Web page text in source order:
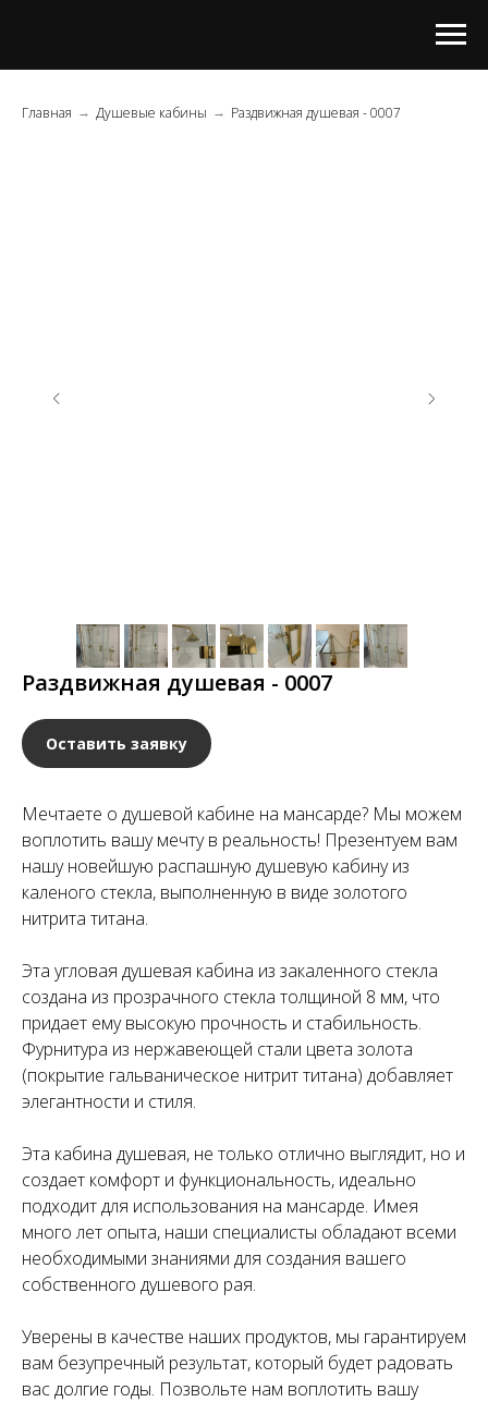
Главная → Душевые кабины → Раздвижная душевая - 0007
Раздвижная душевая - 0007
Оставить заявку
Мечтаете о душевой кабине на мансарде? Мы можем
воплотить вашу мечту в реальность! Презентуем вам
нашу новейшую распашную душевую кабину из
каленого стекла, выполненную в виде золотого
нитрита титана.
Эта угловая душевая кабина из закаленного стекла
создана из прозрачного стекла толщиной 8 мм, что
придает ему высокую прочность и стабильность.
Фурнитура из нержавеющей стали цвета золота
(покрытие гальваническое нитрит титана) добавляет
элегантности и стиля.
Эта кабина душевая, не только отлично выглядит, но и
создает комфорт и функциональность, идеально
подходит для использования на мансарде. Имея
много лет опыта, наши специалисты обладают всеми
необходимыми знаниями для создания вашего
собственного душевого рая.
Уверены в качестве наших продуктов, мы гарантируем
вам безупречный результат, который будет радовать
вас долгие годы. Позвольте нам воплотить вашу